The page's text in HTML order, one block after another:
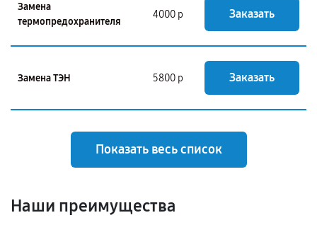
Замена
термопредохранителя
4000 р Заказать
Замена ТЭН 5800 р Заказать
Показать весь список
Наши преимущества